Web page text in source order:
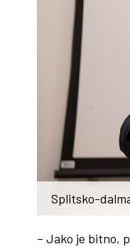
Splitsko-
– Jako je bitno,